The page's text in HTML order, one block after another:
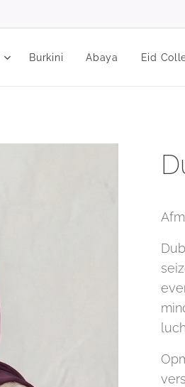
Burkini Abaya Eid